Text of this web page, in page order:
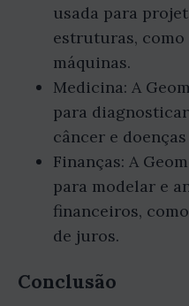
usada para
estruturas,
máquinas.
Medicina: A
para
câncer e
Finanças: A
para modelar e
financeiros,
de juros.
Conclusão